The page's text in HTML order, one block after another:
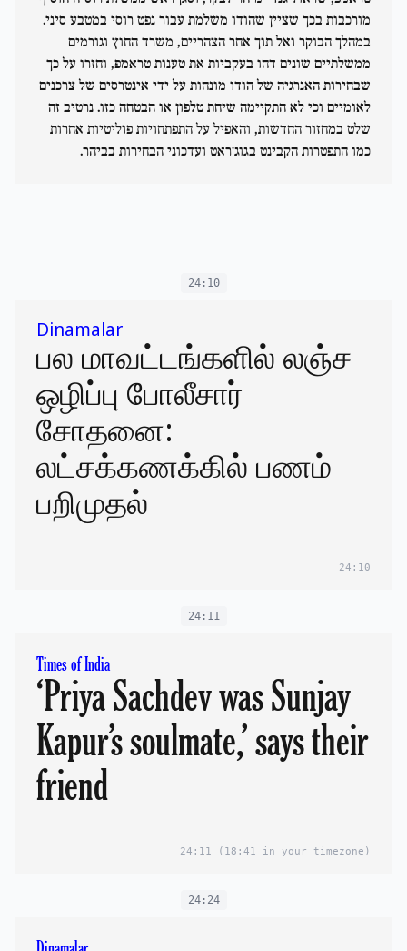
מורכבות בכך שציין שהודו משלמת עבור נפט רוסי במטבע סיני.
במהלך הבוקר ואל תוך אחר הצהריים, משרד החוץ וגורמים
ממשלתיים שונים דחו בעקביות את טענות טראמפ, וחזרו על כך
שבחירות האנרגיה של הודו מונחות על ידי אינטרסים של צרכנים
לאומיים וכי לא התקיימה שיחת טלפון או הבטחה כזו. נרטיב זה
שלט במחזור החדשות, והאפיל על התפתחויות פוליטיות אחרות
כמו התפטרות הקבינט בגוג'ראט ועדכוני הבחירות בביהר.
24:10
Dinamalar
பல மாவட்டங்களில் லஞ்ச
ஒழிப்பு போலீசார்
சோதனை:
லட்சக்கணக்கில் பணம்
பறிமுதல்
24:10
24:11
Times of India
‘Priya Sachdev was Sunjay
Kapur’s soulmate,’ says their
friend
24:11 (18:41 in your timezone)
24:24